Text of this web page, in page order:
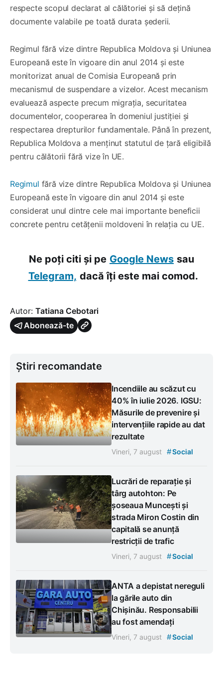
respecte scopul declarat al călătoriei și să dețină
documente valabile pe toată durata șederii.
Regimul fără vize dintre Republica Moldova și Uniunea
Europeană este în vigoare din anul 2014 și este
monitorizat anual de Comisia Europeană prin
mecanismul de suspendare a vizelor. Acest mecanism
evaluează aspecte precum migrația, securitatea
documentelor, cooperarea în domeniul justiției și
respectarea drepturilor fundamentale. Până în prezent,
Republica Moldova a menținut statutul de țară eligibilă
pentru călătorii fără vize în UE.
Regimul fără vize dintre Republica Moldova și Uniunea
Europeană este în vigoare din anul 2014 și este
considerat unul dintre cele mai importante beneficii
concrete pentru cetățenii moldoveni în relația cu UE.
Ne poți citi și pe Google News sau
Telegram, dacă îți este mai comod.
Autor: Tatiana Cebotari
Abonează-te
Știri recomandate
Incendiile au scăzut cu
40% în iulie 2026. IGSU:
Măsurile de prevenire și
intervențiile rapide au dat
rezultate
Vineri, 7 august #Social
Lucrări de reparație și
târg autohton: Pe
șoseaua Muncești și
strada Miron Costin din
capitală se anunță
restricții de trafic
Vineri, 7 august #Social
ANTA a depistat nereguli
la gările auto din
Chișinău. Responsabilii
au fost amendați
Vineri, 7 august #Social